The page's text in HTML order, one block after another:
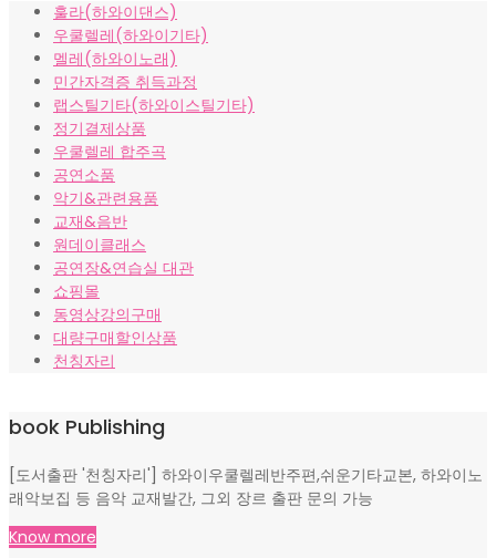
훌라(하와이댄스)
우쿨렐레(하와이기타)
멜레(하와이노래)
민간자격증 취득과정
랩스틸기타(하와이스틸기타)
정기결제상품
우쿨렐레 합주곡
공연소품
악기&관련용품
교재&음반
원데이클래스
공연장&연습실 대관
쇼핑몰
동영상강의구매
대량구매할인상품
천칭자리
book Publishing
[도서출판 '천칭자리'] 하와이우쿨렐레반주편,쉬운기타교본, 하와이노
래악보집 등 음악 교재발간, 그외 장르 출판 문의 가능
Know more